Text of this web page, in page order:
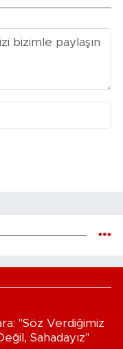
"Söz Verdiğimiz
Sahadayız"